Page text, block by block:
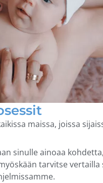
maissa, joissa
sinulle ainoaa
tarvitse